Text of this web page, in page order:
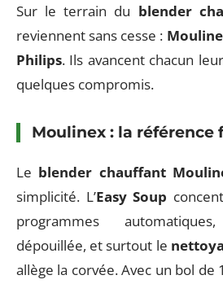
Sur le terrain du blender
reviennent sans cesse :
Philips. Ils avancent chacun
quelques compromis.
Moulinex : la référence
Le blender chauffant
simplicité. L’Easy Soup
programmes
dépouillée, et surtout le
allège la corvée. Avec un bol de